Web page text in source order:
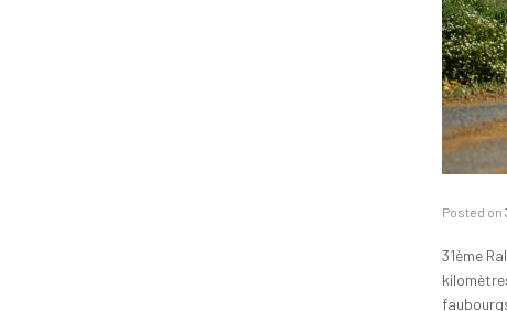
Posted on
31ème